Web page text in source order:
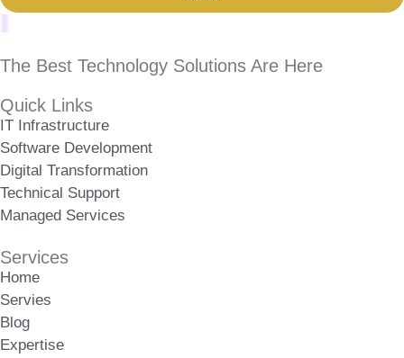
The Best Technology Solutions Are Here
Quick Links
IT Infrastructure
Software Development
Digital Transformation
Technical Support
Managed Services
Services
Home
Servies
Blog
Expertise